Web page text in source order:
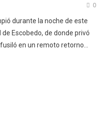
0
durante la noche de este
Escobedo, de donde privó
en un remoto retorno